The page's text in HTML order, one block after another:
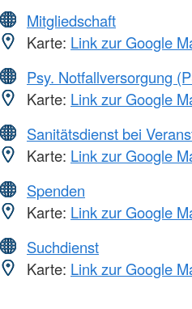
Mitgliedschaft
Karte: Link zur Google
Psy. Notfallversorgung
Karte: Link zur Google
Sanitätsdienst bei
Karte: Link zur Google
Spenden
Karte: Link zur Google
Suchdienst
Karte: Link zur Google